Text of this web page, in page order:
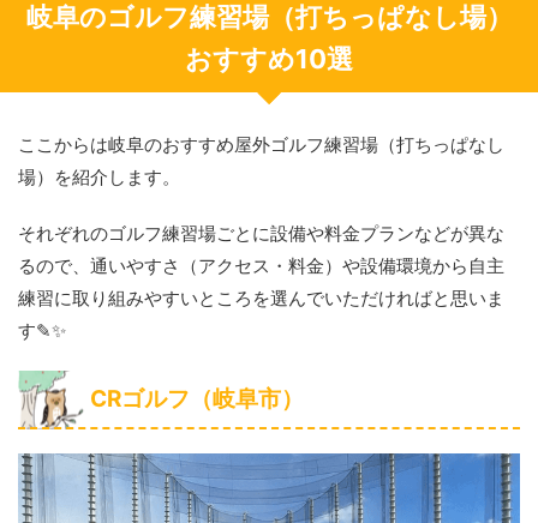
岐阜のゴルフ練習場（打ちっぱなし場）
おすすめ10選
ここからは岐阜のおすすめ屋外ゴルフ練習場（打ちっぱなし
場）を紹介します。
それぞれのゴルフ練習場ごとに設備や料金プランなどが異な
るので、通いやすさ（アクセス・料金）や設備環境から自主
練習に取り組みやすいところを選んでいただければと思いま
す✎✨
CRゴルフ（岐阜市）